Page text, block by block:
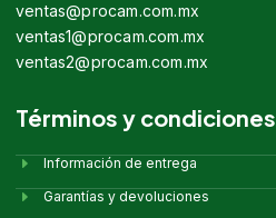
ventas@procam.com.mx
ventas1@procam.com.mx
ventas2@procam.com.mx
Términos y condiciones
Información de entrega
Garantías y devoluciones